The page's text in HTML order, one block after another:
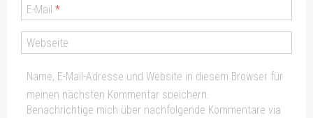
E-Mail *
Webseite
Name, E-Mail-Adresse und Website in diesem Browser für
meinen nächsten Kommentar speichern.
Benachrichtige mich über nachfolgende Kommentare via